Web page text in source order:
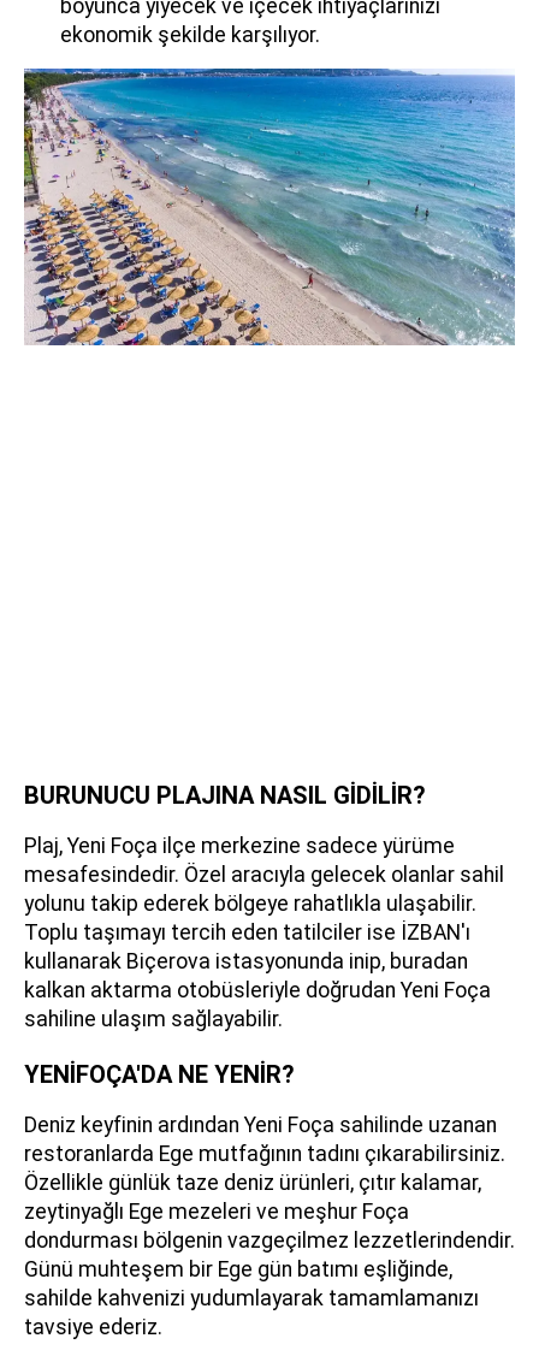
boyunca yiyecek ve içecek ihtiyaçlarınızı
ekonomik şekilde karşılıyor.
BURUNUCU PLAJINA NASIL GİDİLİR?
Plaj, Yeni Foça ilçe merkezine sadece yürüme
mesafesindedir. Özel aracıyla gelecek olanlar sahil
yolunu takip ederek bölgeye rahatlıkla ulaşabilir.
Toplu taşımayı tercih eden tatilciler ise İZBAN'ı
kullanarak Biçerova istasyonunda inip, buradan
kalkan aktarma otobüsleriyle doğrudan Yeni Foça
sahiline ulaşım sağlayabilir.
YENİFOÇA'DA NE YENİR?
Deniz keyfinin ardından Yeni Foça sahilinde uzanan
restoranlarda Ege mutfağının tadını çıkarabilirsiniz.
Özellikle günlük taze deniz ürünleri, çıtır kalamar,
zeytinyağlı Ege mezeleri ve meşhur Foça
dondurması bölgenin vazgeçilmez lezzetlerindendir.
Günü muhteşem bir Ege gün batımı eşliğinde,
sahilde kahvenizi yudumlayarak tamamlamanızı
tavsiye ederiz.